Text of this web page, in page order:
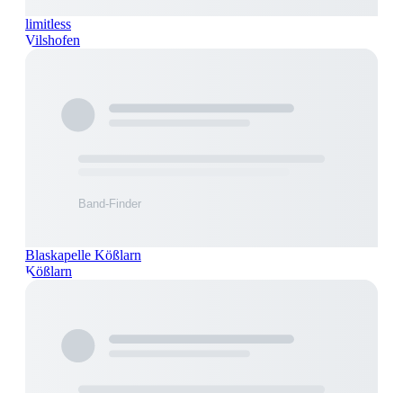
limitless
Vilshofen
Blaskapelle Kößlarn
Kößlarn